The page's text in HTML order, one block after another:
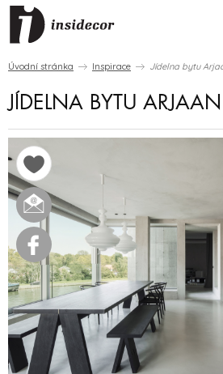
Úvodní stránka Inspirace Jídelna bytu
JÍDELNA BYTU ARJAAN